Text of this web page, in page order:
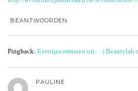
BEANTWOORDEN
Pingback: Eventjes ertussen uit… |
PAULINE